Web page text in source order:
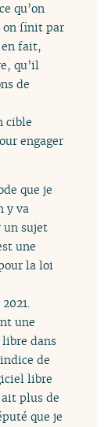
qu’on
on finit par
fait,
qu’il
de
cible
engager
que je
y va
un sujet
une
la loi
une
dans
de
libre
plus de
que je